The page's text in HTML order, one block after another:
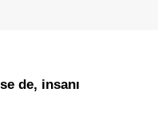
de, insanı